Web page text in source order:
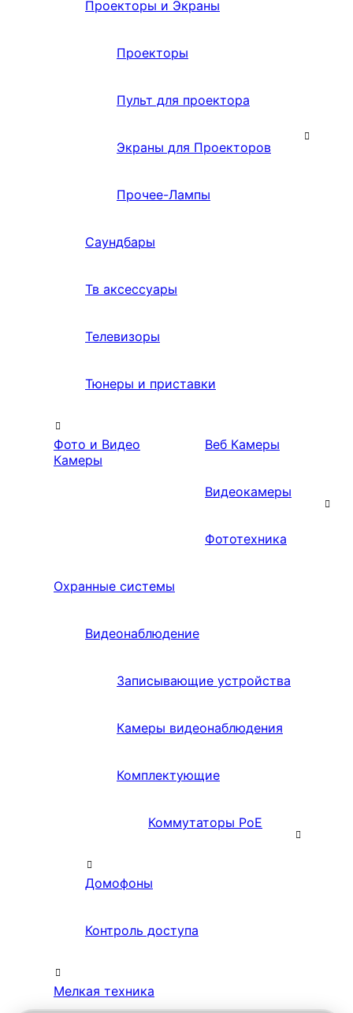
Проекторы и Экраны
Проекторы
Пульт для проектора
Экраны для Проекторов
Прочее-Лампы
Саундбары
Тв аксессуары
Телевизоры
Тюнеры и приставки
Фото и Видео
Камеры
Веб Камеры
Видеокамеры
Фототехника
Охранные системы
Видеонаблюдение
Записывающие устройства
Камеры видеонаблюдения
Комплектующие
Коммутаторы PoE
Домофоны
Контроль доступа
Мелкая техника